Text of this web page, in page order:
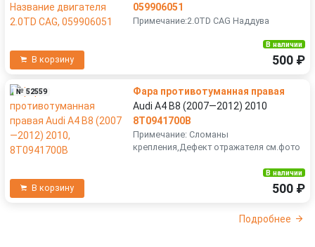
059906051
Примечание:2.0TD CAG Наддува
В корзину
В наличии
500 ₽
№ 52559
Фара противотуманная правая
Audi A4 B8 (2007—2012) 2010
8T0941700B
Примечание: Сломаны
крепления,Дефект отражателя см.фото
В корзину
В наличии
500 ₽
Подробнее